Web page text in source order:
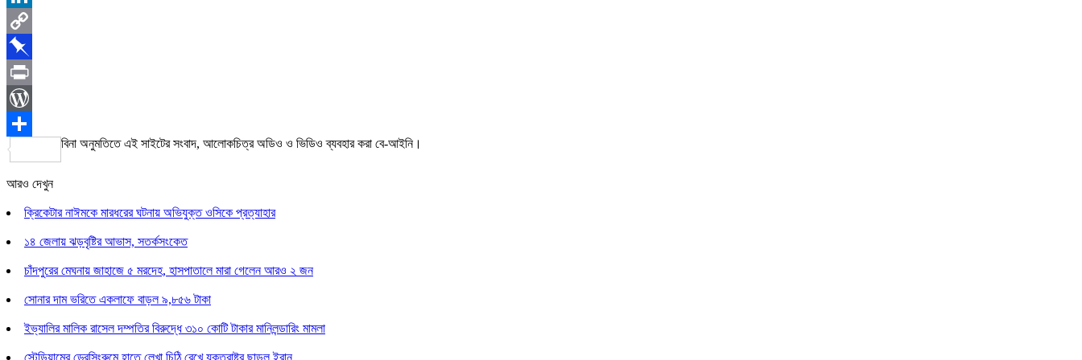
LinkedIn
Copy
Link
Pinboard
Print
WordPress
Share
বিনা অনুমতিতে এই সাইটের সংবাদ, আলোকচিত্র অডিও ও ভিডিও ব্যবহার করা বে-আইনি।
আরও দেখুন
ক্রিকেটার নাঈমকে মারধরের ঘটনায় অভিযুক্ত ওসিকে প্রত্যাহার
১৪ জেলায় ঝড়বৃষ্টির আভাস, সতর্কসংকেত
চাঁদপুরের মেঘনায় জাহাজে ৫ মরদেহ, হাসপাতালে মারা গেলেন আরও ২ জন
সোনার দাম ভরিতে একলাফে বাড়ল ৯,৮৫৬ টাকা
ইভ্যালির মালিক রাসেল দম্পতির বিরুদ্ধে ৩১০ কোটি টাকার মানিলন্ডারিং মামলা